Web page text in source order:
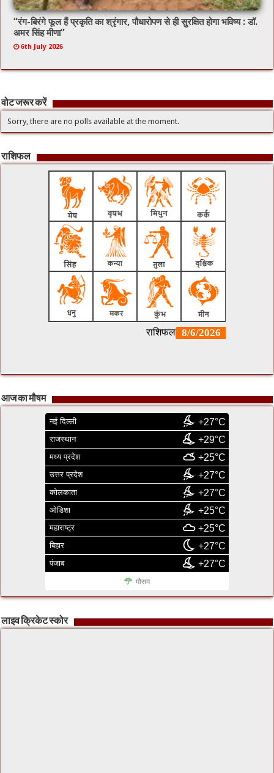
“रंग-बिरंगे फूल हैं प्रकृति का श्रृंगार, पौधारोपण से ही सुरक्षित होगा भविष्य : डॉ.
अमर सिंह मीणा”
6th July 2026
वोट जरूर करें
Sorry, there are no polls available at the moment.
राशिफल
आज का मौषम
नई दिल्ली +27°C
राजस्थान +29°C
मध्य प्रदेश +25°C
उत्तर प्रदेश +27°C
कोलकाता +27°C
ओडिशा +25°C
महाराष्ट्र +25°C
बिहार +27°C
पंजाब +27°C
मौसम
लाइव क्रिकेट स्कोर